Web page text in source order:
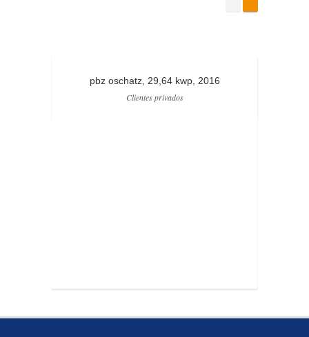
pbz oschatz, 29,64 kwp, 2016
Clientes privados